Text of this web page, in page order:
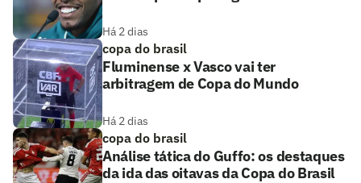
Há 2 dias
copa do brasil
Fluminense x Vasco vai ter
arbitragem de Copa do Mundo
Há 2 dias
copa do brasil
Análise tática do Guffo: os destaques
da ida das oitavas da Copa do Brasil